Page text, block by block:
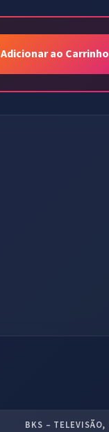
Adicionar ao Carrinho
BKS –